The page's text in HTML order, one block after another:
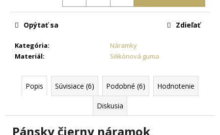
Kategória:
Náramky
Materiál: Silikónová guma
Opýtať sa Zdieľať
Popis Súvisiace (6) Podobné (6) Hodnotenie
Diskusia
Pánsky čierny náramok
č
a
m
e
PRÍVESKOM
PRE
JIN
+